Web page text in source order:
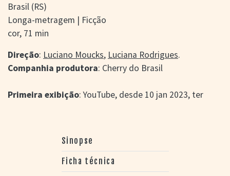
> BUSCA AVANÇADA
> LISTA DE FILMES
> FILMOGRAFIAS DE
> DISCOGRAFIAS
> BIBLIOGRAFIAS
LOCALIZAÇÃO
Brasil (RS)
Longa-metragem | Ficção
cor, 71 min
Direção: Luciano Moucks, Luciana Rodrigues.
Companhia produtora: Cherry do Brasil
Primeira exibição: YouTube, desde 10 jan 2023, ter
Sinopse
Ficha técnica